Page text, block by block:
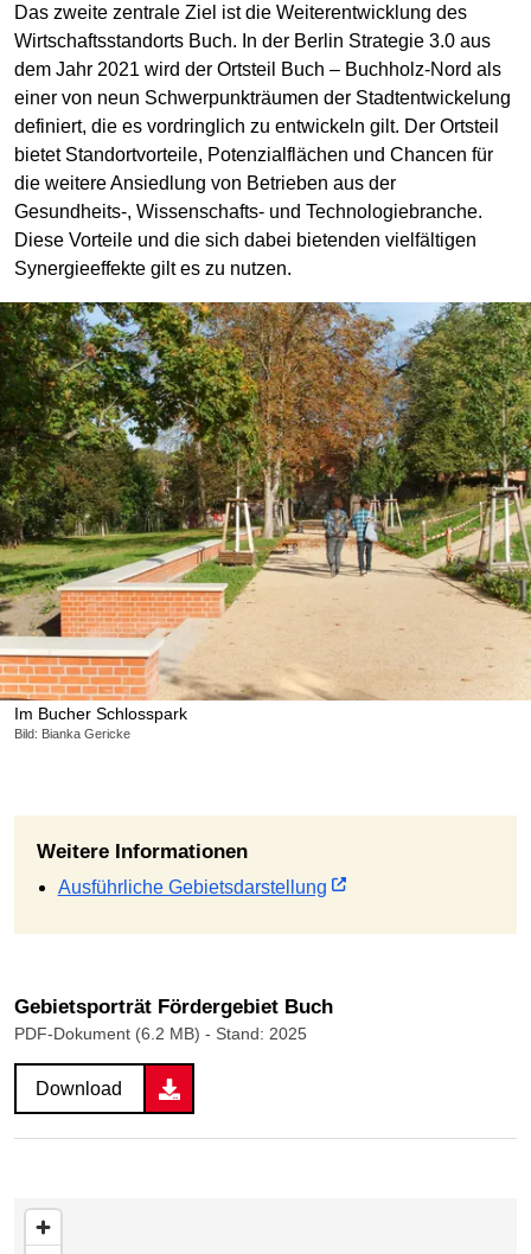
Im Bucher Schlosspark
Bild: Bianka Gericke
Das zweite zentrale Ziel ist die Weiterentwicklung des
Wirtschaftsstandorts Buch. In der Berlin Strategie 3.0 aus
dem Jahr 2021 wird der Ortsteil Buch – Buchholz-Nord als
einer von neun Schwerpunkträumen der Stadtentwickelung
definiert, die es vordringlich zu entwickeln gilt. Der Ortsteil
bietet Standortvorteile, Potenzialflächen und Chancen für
die weitere Ansiedlung von Betrieben aus der
Gesundheits-, Wissenschafts- und Technologiebranche.
Diese Vorteile und die sich dabei bietenden vielfältigen
Synergieeffekte gilt es zu nutzen.
Weitere Informationen
Ausführliche Gebietsdarstellung
Gebietsporträt Fördergebiet Buch
PDF-Dokument (6.2 MB) - Stand: 2025
Download
Karte überspringen